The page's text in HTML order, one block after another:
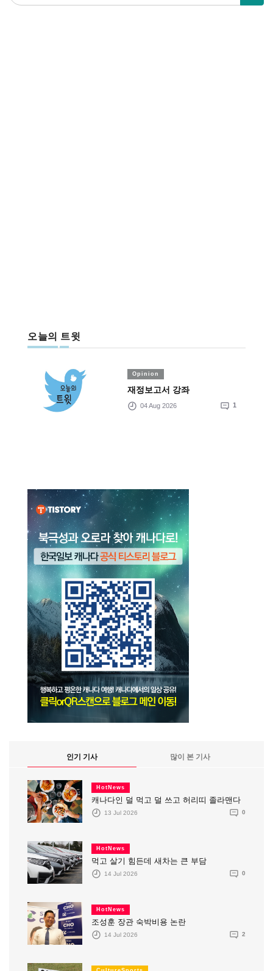
오늘의 트윗
Opinion
재정보고서 강좌
04 Aug 2026 1
인기 기사 많이 본 기사
HotNews
캐나다인 덜 먹고 덜 쓰고 허리띠 졸라맨다
13 Jul 2026 0
HotNews
먹고 살기 힘든데 새차는 큰 부담
14 Jul 2026 0
HotNews
조성훈 장관 숙박비용 논란
14 Jul 2026 2